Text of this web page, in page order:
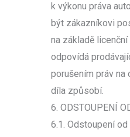
k výkonu práva
být zákazníkovi
na základě
odpovídá
porušením práv na
díla způsobí.
6. ODSTOUPENÍ
6.1. Odstoupení